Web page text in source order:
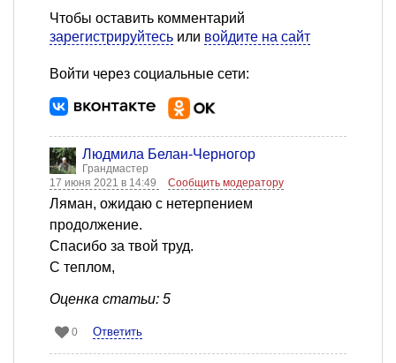
Чтобы оставить комментарий
зарегистрируйтесь или войдите на сайт
Войти через социальные сети:
Людмила Белан-Черногор
Грандмастер
17 июня 2021 в 14:49
Сообщить модератору
Ляман, ожидаю с нетерпением
продолжение.
Спасибо за твой труд.
С теплом,
Оценка статьи: 5
0 Ответить